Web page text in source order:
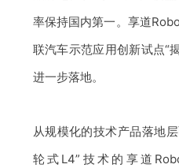
率保持国内第一。享道
联汽车示范应用创新试点“
进一步落地。
从规模化的技术产品落地
轮式L4”技术的享道